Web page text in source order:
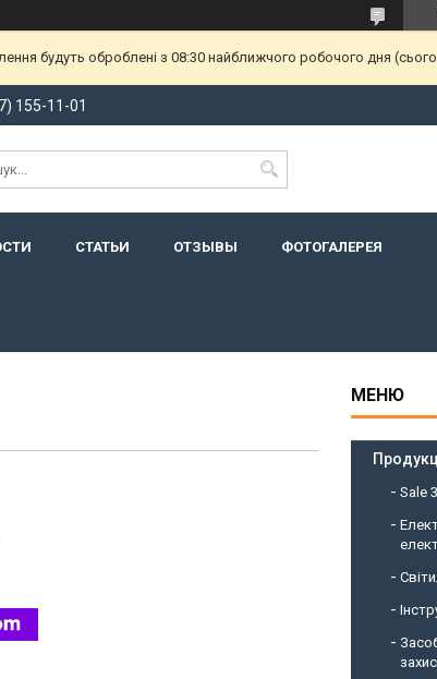
будуть оброблені з 08:30 найближчого робочого дня
155-11-01
СТАТЬИ ОТЗЫВЫ ФОТОГАЛЕРЕЯ
Sale